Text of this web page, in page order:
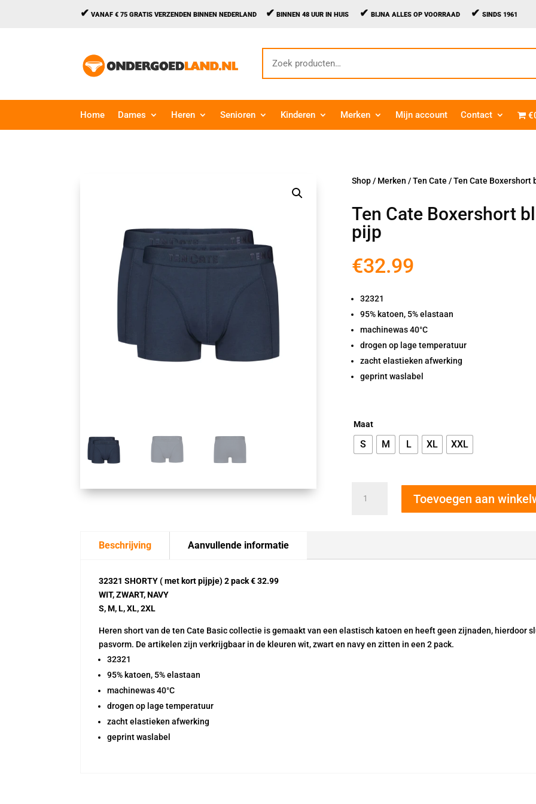
✔ VANAF € 75 GRATIS VERZENDEN BINNEN NEDERLAND ✔ BINNEN 48 UUR IN HUIS ✔BIJNA ALLES OP VOORRAAD ✔SINDS 1961
Zoeken
naar:
Home Dames Heren Senioren Kinderen Merken Mijn account Contact
Shop/ Merken /Ten Cate / Ten Cate Boxershort
Ten Cate Boxershort
pijp
€32.99
32321
95% katoen, 5% elastaan
machinewas 40°C
drogen op lage temperatuur
zacht elastieken afwerking
geprint waslabel
Maat
S M L XL XXL
Cate
pack
Toevoegen aan
Beschrijving Aanvullende informatie
32321 SHORTY ( met kort pijpje) 2 pack € 32.99
WIT, ZWART, NAVY
S, M, L, XL, 2XL
Heren short van de ten Cate Basic collectie is gemaakt van een elastisch katoen en heeft geen zijnaden, hierdoor
pasvorm. De artikelen zijn verkrijgbaar in de kleuren wit, zwart en navy en zitten in een 2 pack.
32321
95% katoen, 5% elastaan
machinewas 40°C
drogen op lage temperatuur
zacht elastieken afwerking
geprint waslabel